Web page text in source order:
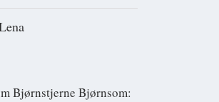
Bjørnstjerne Bjørnsom: